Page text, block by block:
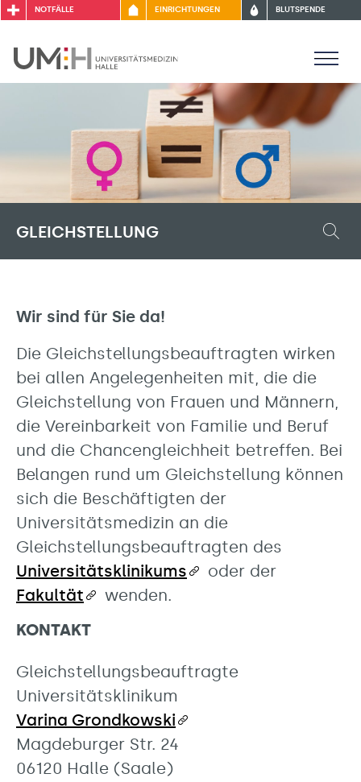
NOTFÄLLE EINRICHTUNGEN BLUTSPENDE
GLEICHSTELLUNG
Wir sind für Sie da!
Die Gleichstellungsbeauftragten wirken
bei allen Angelegenheiten mit, die die
Gleichstellung von Frauen und Männern,
die Vereinbarkeit von Familie und Beruf
und die Chancengleichheit betreffen. Bei
Belangen rund um Gleichstellung können
sich die Beschäftigten der
Universitätsmedizin an die
Gleichstellungsbeauftragten des
Universitätsklinikums
oder der
Fakultät
wenden.
KONTAKT
Gleichstellungsbeauftragte
Universitätsklinikum
Varina Grondkowski
Magdeburger Str. 24
06120 Halle (Saale)